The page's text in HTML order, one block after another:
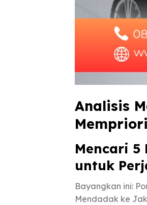
Analisis
Mencari
untuk
Bayangkan ini:
Mendadak ke